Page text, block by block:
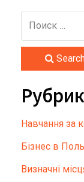
Hавчання за
Бізнес в
Визначні